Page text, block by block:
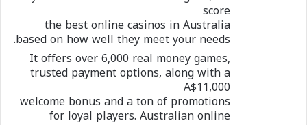
score
the best online casinos in Australia
based on how well they meet your needs.
It offers over 6,000 real money games,
trusted payment options, along with a
A$11,000
welcome bonus and a ton of promotions
for loyal players. Australian online